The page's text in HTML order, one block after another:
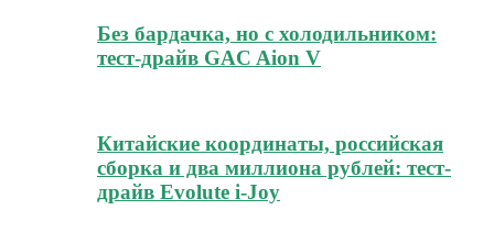
Без бардачка, но с холодильником:
тест-драйв GAC Aion V
Китайские координаты, российская
сборка и два миллиона рублей: тест-
драйв Evolute i-Joy